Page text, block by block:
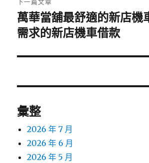
下
一
文
萬華當舖最舒適的新店機
需求的新店機車借款
彙整
2026 年 7 月
2026 年 6 月
2026 年 5 月